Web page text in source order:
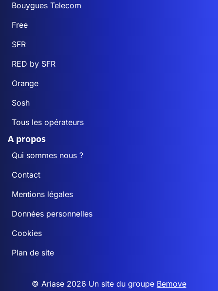
Bouygues Telecom
Free
SFR
RED by SFR
Orange
Sosh
Tous les opérateurs
A propos
Qui sommes nous ?
Contact
Mentions légales
Données personnelles
Cookies
Plan de site
© Ariase 2026 Un site du groupe Bemove